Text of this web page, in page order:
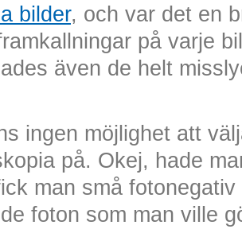
bilder, och var det en
på varje
även de helt
ingen möjlighet att
på. Okej, hade
man små
foton som man ville